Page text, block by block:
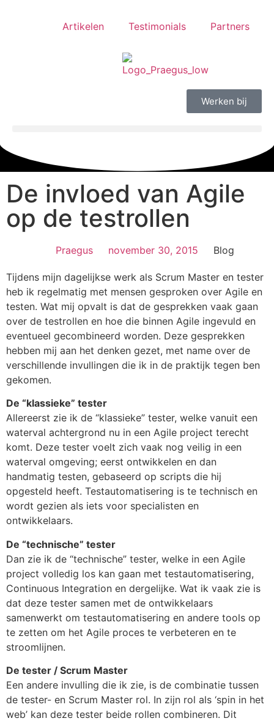
Artikelen Testimonials Partners
Werken bij
De invloed van Agile
op de testrollen
Praegus november 30, 2015 Blog
Tijdens mijn dagelijkse werk als Scrum Master en tester
heb ik regelmatig met mensen gesproken over Agile en
testen. Wat mij opvalt is dat de gesprekken vaak gaan
over de testrollen en hoe die binnen Agile ingevuld en
eventueel gecombineerd worden. Deze gesprekken
hebben mij aan het denken gezet, met name over de
verschillende invullingen die ik in de praktijk tegen ben
gekomen.
De “klassieke” tester
Allereerst zie ik de “klassieke” tester, welke vanuit een
waterval achtergrond nu in een Agile project terecht
komt. Deze tester voelt zich vaak nog veilig in een
waterval omgeving; eerst ontwikkelen en dan
handmatig testen, gebaseerd op scripts die hij
opgesteld heeft. Testautomatisering is te technisch en
wordt gezien als iets voor specialisten en
ontwikkelaars.
De “technische” tester
Dan zie ik de “technische” tester, welke in een Agile
project volledig los kan gaan met testautomatisering,
Continuous Integration en dergelijke. Wat ik vaak zie is
dat deze tester samen met de ontwikkelaars
samenwerkt om testautomatisering en andere tools op
te zetten om het Agile proces te verbeteren en te
stroomlijnen.
De tester / Scrum Master
Een andere invulling die ik zie, is de combinatie tussen
de tester- en Scrum Master rol. In zijn rol als ‘spin in het
web’ kan deze tester beide rollen combineren. Dit